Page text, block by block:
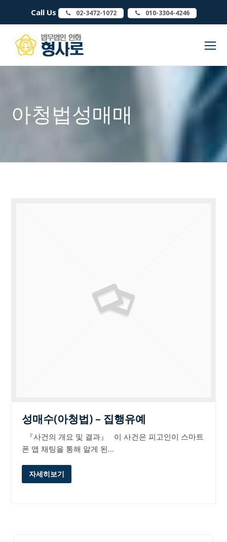
Call Us 02-3472-1072 010-3304-4246
아청법성매매
성매수(아청법) – 집행유예
『사건의 개요 및 결과』 이 사건은 피고인이 스마트
폰 앱 채팅을 통해 알게 된…
자세히보기